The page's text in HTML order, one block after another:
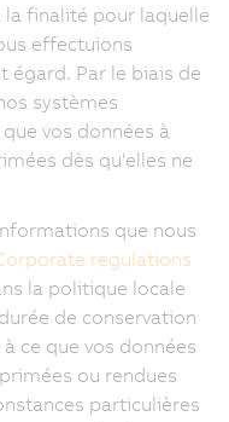
finalité pour laquelle
effectuions
égard. Par le biais de
systèmes
vos données à
dès qu'elles ne
que nous
regulations
la politique locale
de conservation
ce que vos données
ou rendues
particulières